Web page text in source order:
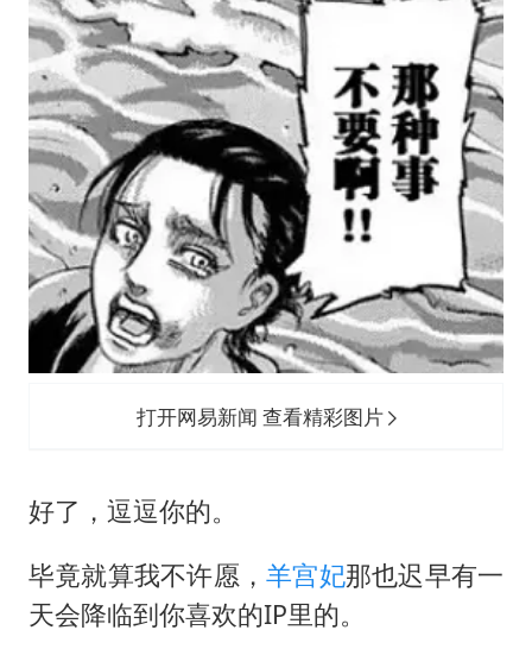
U17国足三连胜晋级明日之星半决赛
胡彦斌获《歌手2026》歌王
东航：国内客票提前14天免费退改
美股存储板块集体大跌
日本试射“战斧”导弹，国防部回应
夯实基础开新局
打开网易新闻 查看精彩图片
好了，逗逗你的。
毕竟就算我不许愿，羊宫妃那也迟早有一
天会降临到你喜欢的IP里的。